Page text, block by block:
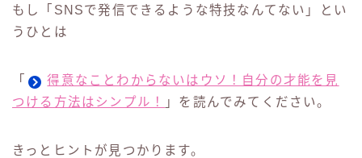
もし「SNSで発信できるような特技なんてない」とい
うひとは
「
得意なことわからないはウソ！自分の才能を見
つける方法はシンプル！
」を読んでみてください。
きっとヒントが見つかります。